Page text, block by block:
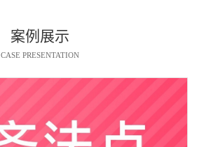
案例展示
CASE PRESENTATION